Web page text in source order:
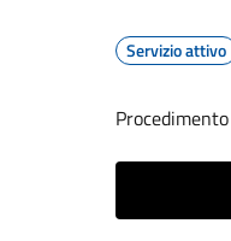
Servizio attivo